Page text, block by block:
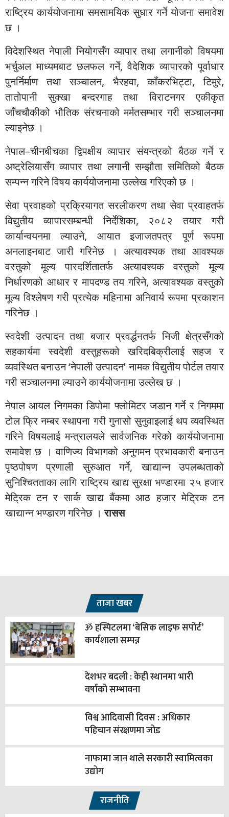
राष्ट्रिय कार्ययोजनामा समसामयिक सुधार गर्ने योजना समावेश
छ ।
विदेशस्थित नेपाली नियोगसँग व्यापार तथा लगानीको विषयमा
भर्चुअल माध्यमबाट छलफल गर्ने, वैदेशिक व्यापारको पूर्वाधार
पुनर्निर्माण तथा सञ्चालन, भैरहवा, काँकरभिट्टा, टिमुरे,
तातोपानी सुक्खा बन्दरगाह तथा विराटनगर एकीकृत
जाँचचौकीको भौतिक संरचनाको मर्मतसम्भार गरी सञ्चालनमा
ल्याइनेछ ।
नेपाल–चीनबीचका द्विपक्षीय व्यापार संयन्त्रको बैठक गर्ने र
अष्ट्रेलियासँग व्यापार तथा लगानी सम्झौता समितिको बैठक
सम्पन्न गरिने विषय कार्ययोजनामा उल्लेख गरिएको छ ।
सेवा प्रवाहको प्रक्रियागत सरलीकरण तथा सेवा प्रवाहतर्फ
विद्युतीय व्यापारसम्बन्धी निर्देशिका, २०८२ तयार गरी
कार्यान्वयनमा ल्याउने, आयात इजाजतपत्र पूर्ण रूपमा
अनलाइनबाट जारी गरिनेछ । अत्यावश्यक तथा आवश्यक
वस्तुको मूल्य पारदर्शितातर्फ अत्यावश्यक वस्तुको मूल्य
निर्धारणको आधार र मापदण्ड तय गरिने, अत्यावश्यक वस्तुको
मूल्य विश्लेषण गरी प्रत्येक महिनामा अनिवार्य रूपमा प्रकाशन
गरिनेछ ।
स्वदेशी उत्पादन तथा बजार प्रवर्द्धनतर्फ निजी क्षेत्रसँगको
सहकार्यमा स्वदेशी वस्तुहरूको खरिदबिक्रीलाई सहज र
व्यवस्थित बनाउन ‘नेपाली उत्पादन’ नामक विद्युतीय पोर्टल तयार
गरी सञ्चालनमा ल्याउने कार्ययोजनामा उल्लेख छ ।
नेपाल आयल निगमका डिपोमा फ्लोमिटर जडान गर्ने र निगममा
टोल फ्रि नम्बर स्थापना गरी गुनासो सुनुवाइलाई थप व्यवस्थित
गरिने विषयलाई मन्त्रालयले सार्वजनिक गरेको कार्ययोजनामा
समावेश छ । वाणिज्य विभागको अनुगमन प्रभावकारी बनाउन
पृष्ठपोषण प्रणाली सुरुआत गर्ने, खाद्यान्न उपलब्धताको
सुनिश्चितताका लागि राष्ट्रिय खाद्य सुरक्षा भण्डारमा २५ हजार
मेट्रिक टन र सार्क खाद्य बैंकमा आठ हजार मेट्रिक टन
खाद्यान्न भण्डारण गरिनेछ ।रासस
ताजा खबर
ॐ हस्पिटलमा ‘बेसिक लाइफ सपोर्ट’
कार्यशाला सम्पन्न
देशभर बदली : केही स्थानमा भारी
वर्षाको सम्भावना
विश्व आदिवासी दिवस : अधिकार
पहिचान संरक्षणमा जोड
नाफामा जान थाले सरकारी स्वामित्वका
उद्योग
राजनीति